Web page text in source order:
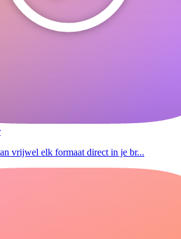
vrijwel elk formaat direct in je br...